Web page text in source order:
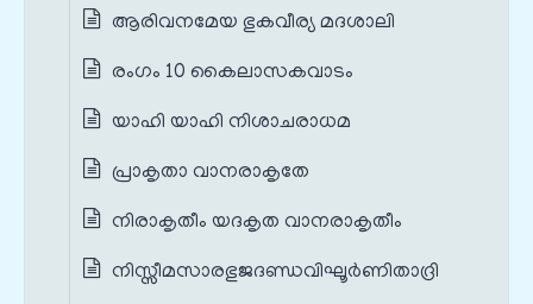
ആരിവനമേയ ഭുകവീര്യ മദശാലി
രംഗം 10 കൈലാസകവാടം
യാഹി യാഹി നിശാചരാധമ
പ്രാകൃതാ വാനരാകൃതേ
നിരാകൃതീം യദകൃത വാനരാകൃതീം
നിസ്സീമസാരഭുജദണ്ഡവിഘൂർണിതാദ്രി